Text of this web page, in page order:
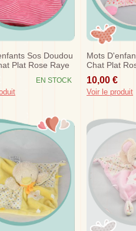
Sos Doudou
Plat Rose Raye
EN STOCK
Mots
Chat Plat
10,00 €
Voir le produit